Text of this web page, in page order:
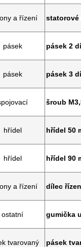
a řízení statorové
pásek pásek 2
pásek pásek 3
šroub
hřídel hřídel 50
hřídel hřídel 90
a řízení dílec
ostatní gumička
tvarovaný pásek